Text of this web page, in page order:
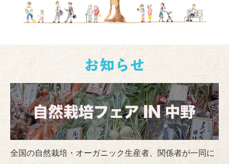
お知らせ
全国の自然栽培・オーガニック生産者、関係者が一同に